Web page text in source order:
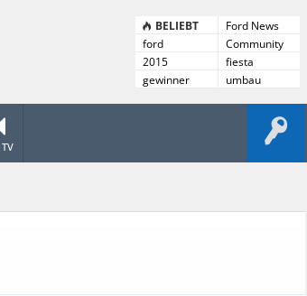
BELIEBT
Ford News
ford
Community
News
2015
fiesta
gewinner
umbau